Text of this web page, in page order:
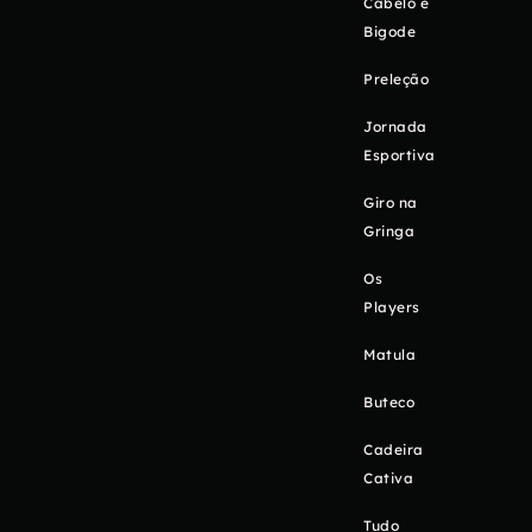
Bigode
Preleção
Jornada
Esportiva
Giro na
Gringa
Os
Players
Matula
Buteco
Cadeira
Cativa
Tudo